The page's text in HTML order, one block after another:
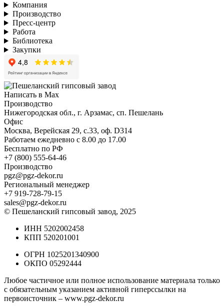
Компания
Производство
Пресс-центр
Работа
Библиотека
Закупки
Написать в Max
Производство
Нижегородская обл., г. Арзамас, сп. Пешелань
Офис
Москва, Верейская 29, с.33, оф. D314
Работаем ежедневно с 8.00 до 17.00
Бесплатно по РФ
+7 (800) 555-64-46
Производство
pgz@pgz-dekor.ru
Региональный менеджер
+7 919-728-79-15
sales@pgz-dekor.ru
© Пешеланский гипсовый завод, 2025
ИНН 5202002458
КПП 520201001
ОГРН 1025201340900
ОКПО 05292444
Любое частичное или полное использование материала только
с обязательным указанием активной гиперссылки на
первоисточник – www.pgz-dekor.ru